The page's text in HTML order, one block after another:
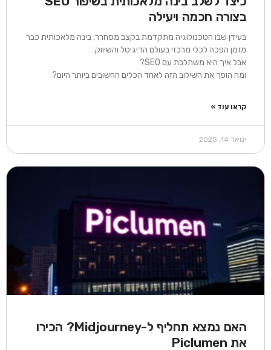
בצורה חכמה ויעילה​
בעידן שבו הטכנולוגיה מתקדמת בקצב מסחרר, בינה מלאכותית כבר
מזמן הפכה לכלי מרכזי בעולם הדיגיטל והשיווק.
אבל איך היא משתלבת עם SEO?
ומה הופך את השילוב הזה לאחד הכלים החשובים ביותר היום?
קראו עוד »
ינואר 14, 2025
האם נמצא תחליף ל-Midjourney? הכירו
את Piclumen​